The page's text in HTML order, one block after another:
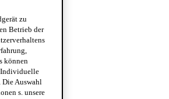
zu
Betrieb der
können
Individuelle
Die Auswahl
s. unsere